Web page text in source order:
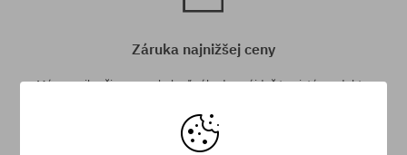
Záruka najnižšej ceny
Máme najlepšie ceny, ale keď náhodou nájdeš ten istý produkt v
cenu!